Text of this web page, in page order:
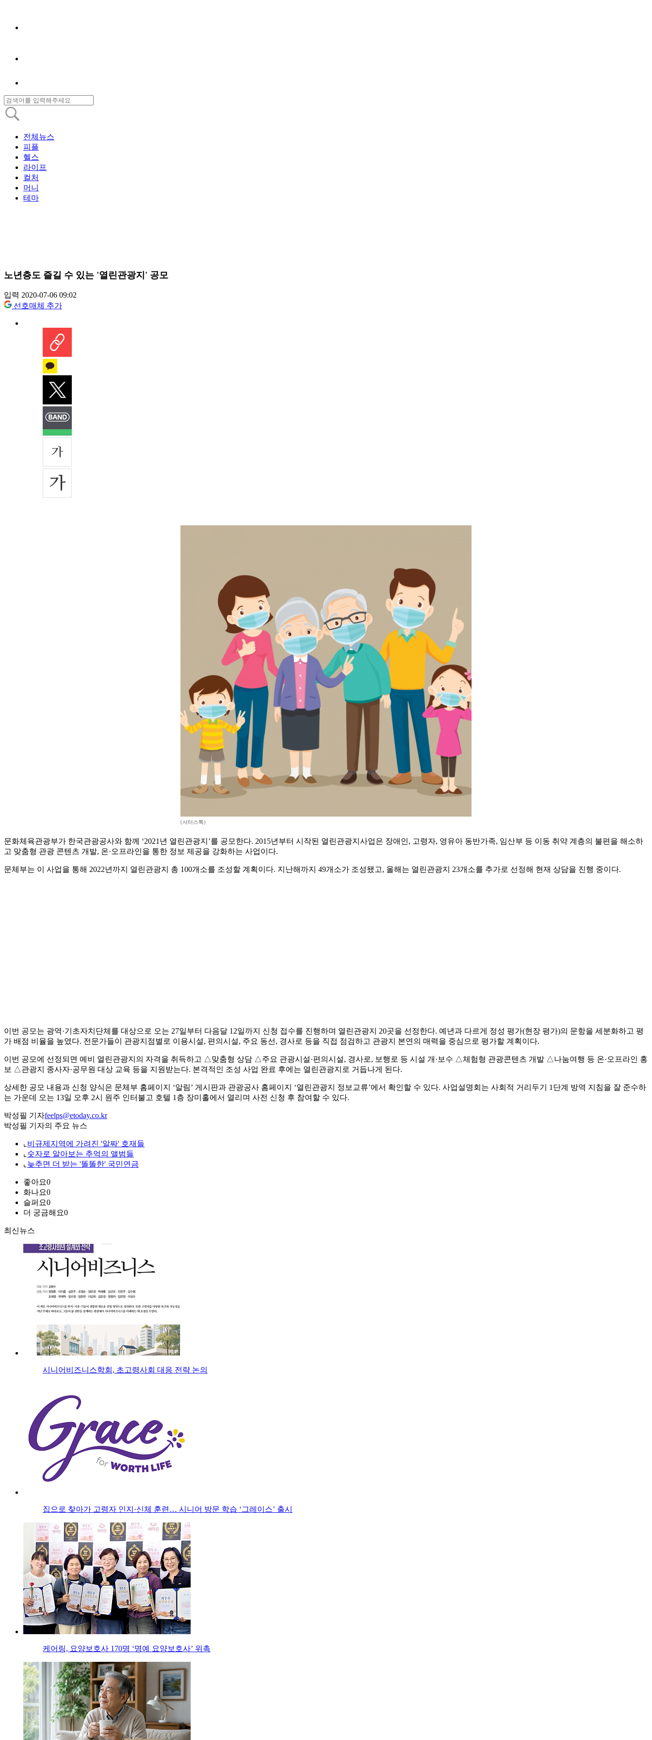
전체뉴스
피플
헬스
라이프
컬처
머니
테마
노년층도 즐길 수 있는 '열린관광지' 공모
입력 2020-07-06 09:02
선호매체 추가
(셔터스톡)
문화체육관광부가 한국관광공사와 함께 ‘2021년 열린관광지’를 공모한다. 2015년부터 시작된 열린관광지사업은 장애인, 고령자, 영유아 동반가족, 임산부 등 이동 취약 계층의 불편을 해소하
고 맞춤형 관광 콘텐츠 개발, 온·오프라인을 통한 정보 제공을 강화하는 사업이다.
문체부는 이 사업을 통해 2022년까지 열린관광지 총 100개소를 조성할 계획이다. 지난해까지 49개소가 조성됐고, 올해는 열린관광지 23개소를 추가로 선정해 현재 상담을 진행 중이다.
이번 공모는 광역·기초자치단체를 대상으로 오는 27일부터 다음달 12일까지 신청 접수를 진행하며 열린관광지 20곳을 선정한다. 예년과 다르게 정성 평가(현장 평가)의 문항을 세분화하고 평
가 배점 비율을 높였다. 전문가들이 관광지점별로 이용시설, 편의시설, 주요 동선, 경사로 등을 직접 점검하고 관광지 본연의 매력을 중심으로 평가할 계획이다.
이번 공모에 선정되면 예비 열린관광지의 자격을 취득하고 △맞춤형 상담 △주요 관광시설·편의시설, 경사로, 보행로 등 시설 개·보수 △체험형 관광콘텐츠 개발 △나눔여행 등 온·오프라인 홍
보 △관광지 종사자·공무원 대상 교육 등을 지원받는다. 본격적인 조성 사업 완료 후에는 열린관광지로 거듭나게 된다.
상세한 공모 내용과 신청 양식은 문체부 홈페이지 ‘알림’ 게시판과 관광공사 홈페이지 ‘열린관광지 정보교류’에서 확인할 수 있다. 사업설명회는 사회적 거리두기 1단계 방역 지침을 잘 준수하
는 가운데 오는 13일 오후 2시 원주 인터불고 호텔 1층 장미홀에서 열리며 사전 신청 후 참여할 수 있다.
박성필 기자feelps@etoday.co.kr
박성필 기자의 주요 뉴스
⌞ 비규제지역에 가려진 '알짜' 호재들
⌞ 숫자로 알아보는 추억의 앨범들
⌞ 늦추면 더 받는 '똘똘한' 국민연금
좋아요0
화나요0
슬퍼요0
더 궁금해요0
최신뉴스
시니어비즈니스학회, 초고령사회 대응 전략 논의
집으로 찾아가 고령자 인지·신체 훈련… 시니어 방문 학습 ‘그레이스’ 출시
케어링, 요양보호사 170명 ‘명예 요양보호사’ 위촉